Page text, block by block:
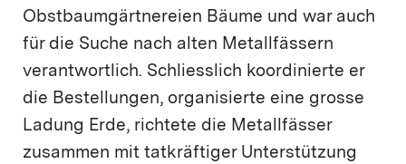
Obstbaumgärtnereien Bäume und war auch
für die Suche nach alten Metallfässern
verantwortlich. Schliesslich koordinierte er
die Bestellungen, organisierte eine grosse
Ladung Erde, richtete die Metallfässer
zusammen mit tatkräftiger Unterstützung